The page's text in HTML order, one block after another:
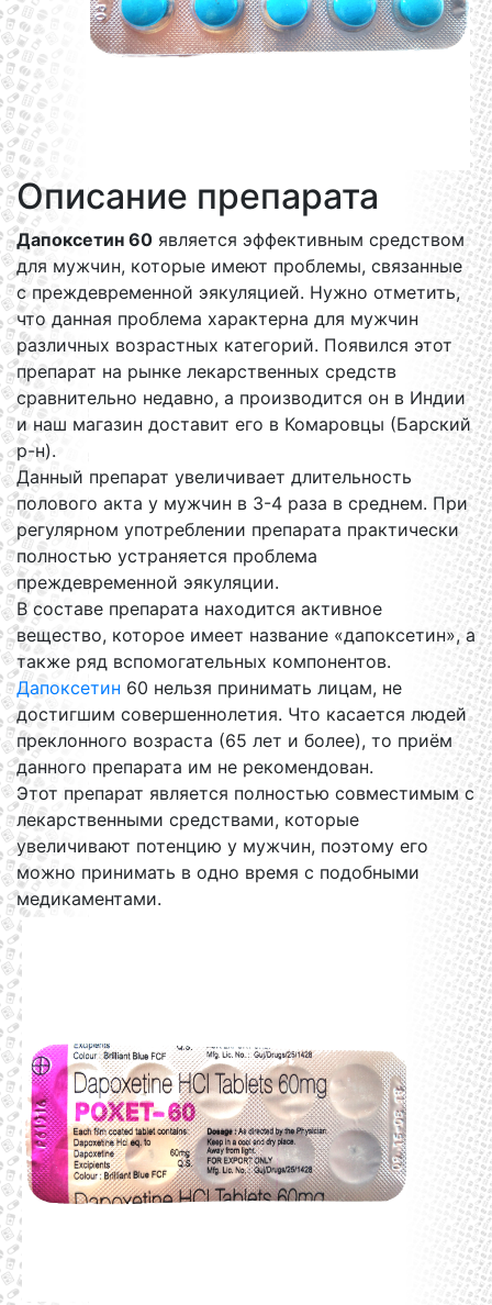
Описание препарата
Дапоксетин 60 является эффективным средством
для мужчин, которые имеют проблемы, связанные
с преждевременной эякуляцией. Нужно отметить,
что данная проблема характерна для мужчин
различных возрастных категорий. Появился этот
препарат на рынке лекарственных средств
сравнительно недавно, а производится он в Индии
и наш магазин доставит его в Комаровцы (Барский
р-н).
Данный препарат увеличивает длительность
полового акта у мужчин в 3-4 раза в среднем. При
регулярном употреблении препарата практически
полностью устраняется проблема
преждевременной эякуляции.
В составе препарата находится активное
вещество, которое имеет название «дапоксетин», а
также ряд вспомогательных компонентов.
Дапоксетин 60 нельзя принимать лицам, не
достигшим совершеннолетия. Что касается людей
преклонного возраста (65 лет и более), то приём
данного препарата им не рекомендован.
Этот препарат является полностью совместимым с
лекарственными средствами, которые
увеличивают потенцию у мужчин, поэтому его
можно принимать в одно время с подобными
медикаментами.